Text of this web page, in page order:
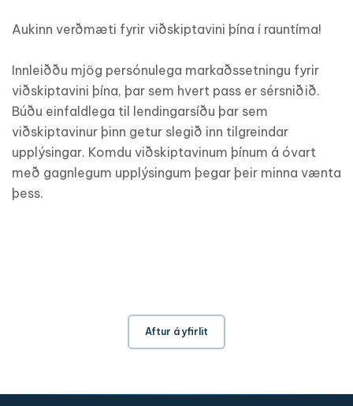
Aukinn verðmæti fyrir viðskiptavini þína í rauntíma!
Innleiððu mjög persónulega markaðssetningu fyrir
viðskiptavini þína, þar sem hvert pass er sérsniðið.
Búðu einfaldlega til lendingarsíðu þar sem
viðskiptavinur þinn getur slegið inn tilgreindar
upplýsingar. Komdu viðskiptavinum þínum á óvart
með gagnlegum upplýsingum þegar þeir minna vænta
þess.
Aftur á yfirlit